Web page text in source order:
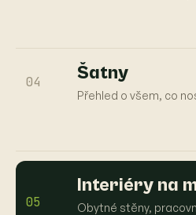
04 Šatny
Přehled o všem, co
05
Interiéry na
Obytné stěny,